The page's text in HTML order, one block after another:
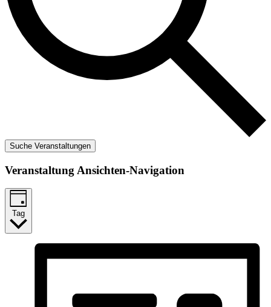
Suche Veranstaltungen
Veranstaltung Ansichten-Navigation
Tag